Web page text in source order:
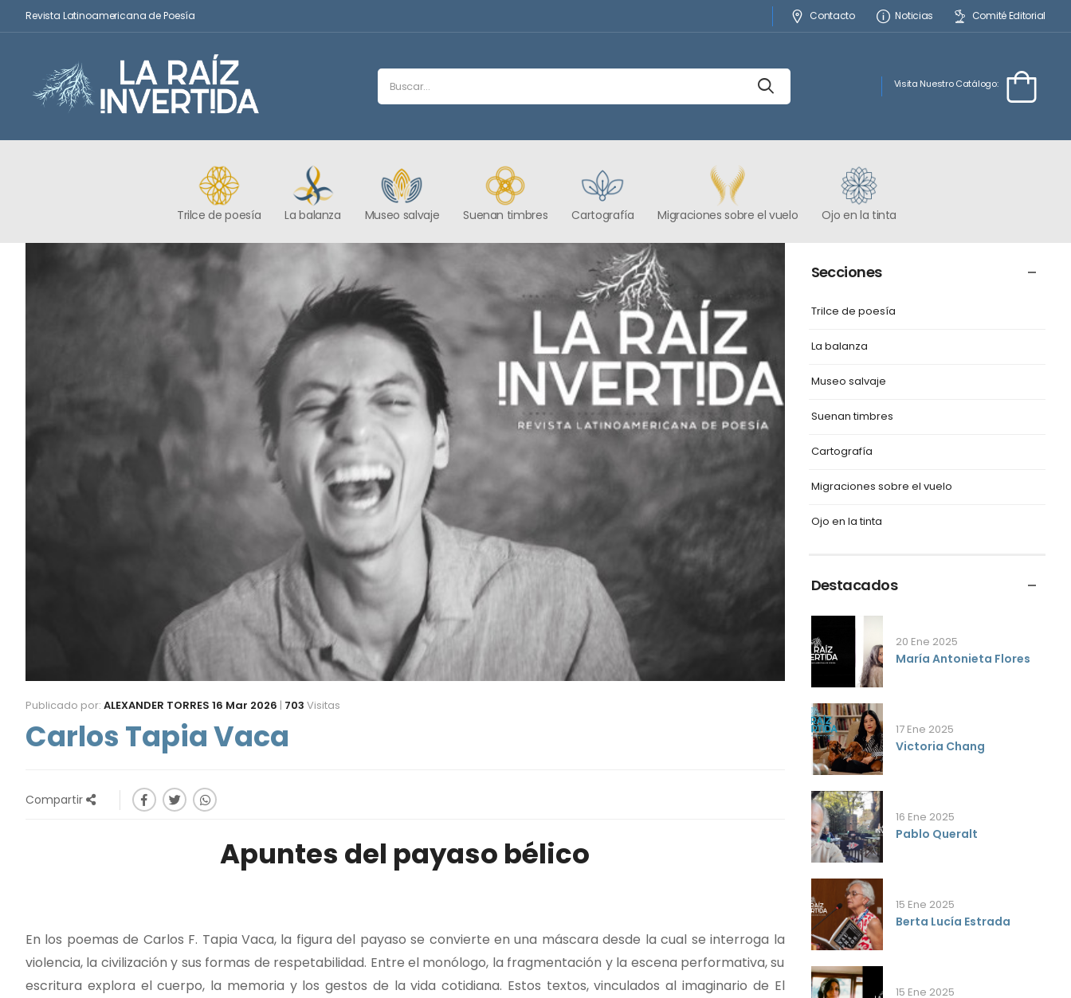
Revista Latinoamericana de Poesía Contacto Noticias Comité Editorial
Visita Nuestro Catálogo:
Trilce de poesía La balanza Museo salvaje Suenan timbres Cartografía Migraciones sobre el vuelo Ojo en la tinta
Publicado por: ALEXANDER TORRES 16 Mar 2026 | 703 Visitas
Carlos Tapia Vaca
Compartir
Apuntes del payaso bélico
En los poemas de Carlos F. Tapia Vaca, la figura del payaso se convierte en una máscara desde la cual se interroga la
violencia, la civilización y sus formas de respetabilidad. Entre el monólogo, la fragmentación y la escena performativa, su
escritura explora el cuerpo, la memoria y los gestos de la vida cotidiana. Estos textos, vinculados al imaginario de El
Secciones
Trilce de poesía
La balanza
Museo salvaje
Suenan timbres
Cartografía
Migraciones sobre el vuelo
Ojo en la tinta
Destacados
20 Ene 2025
María Antonieta Flores
17 Ene 2025
Victoria Chang
16 Ene 2025
Pablo Queralt
15 Ene 2025
Berta Lucía Estrada
15 Ene 2025